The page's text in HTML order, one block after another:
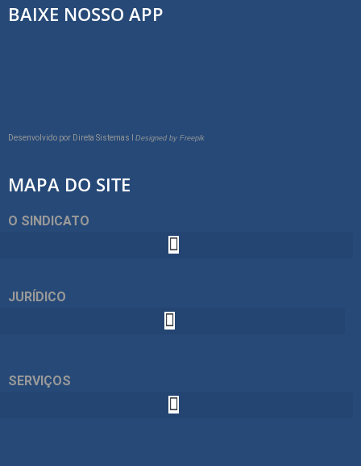
BAIXE NOSSO APP
Desenvolvido por Direta Sistemas I Designed by Freepik
MAPA DO SITE
O SINDICATO
JURÍDICO
SERVIÇOS